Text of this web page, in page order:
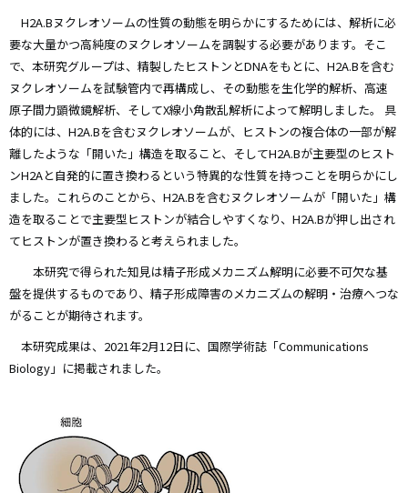
H2A.Bヌクレオソームの性質の動態を明らかにするためには、解析に必
要な大量かつ高純度のヌクレオソームを調製する必要があります。そこ
で、本研究グループは、精製したヒストンとDNAをもとに、H2A.Bを含む
ヌクレオソームを試験管内で再構成し、その動態を生化学的解析、高速
原子間力顕微鏡解析、そしてX線小角散乱解析によって解明しました。 具
体的には、H2A.Bを含むヌクレオソームが、ヒストンの複合体の一部が解
離したような「開いた」構造を取ること、そしてH2A.Bが主要型のヒスト
ンH2Aと自発的に置き換わるという特異的な性質を持つことを明らかにし
ました。これらのことから、H2A.Bを含むヌクレオソームが「開いた」構
造を取ることで主要型ヒストンが結合しやすくなり、H2A.Bが押し出され
てヒストンが置き換わると考えられました。
本研究で得られた知見は精子形成メカニズム解明に必要不可欠な基
盤を提供するものであり、精子形成障害のメカニズムの解明・治療へつな
がることが期待されます。
本研究成果は、2021年2月12日に、国際学術誌「Communications
Biology」に掲載されました。